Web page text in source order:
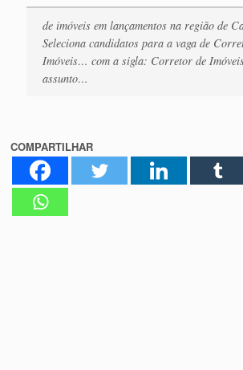
de imóveis em lançamentos na região de
Seleciona candidatos para a vaga de
Imóveis… com a sigla: Corretor de
assunto…
COMPARTILHAR